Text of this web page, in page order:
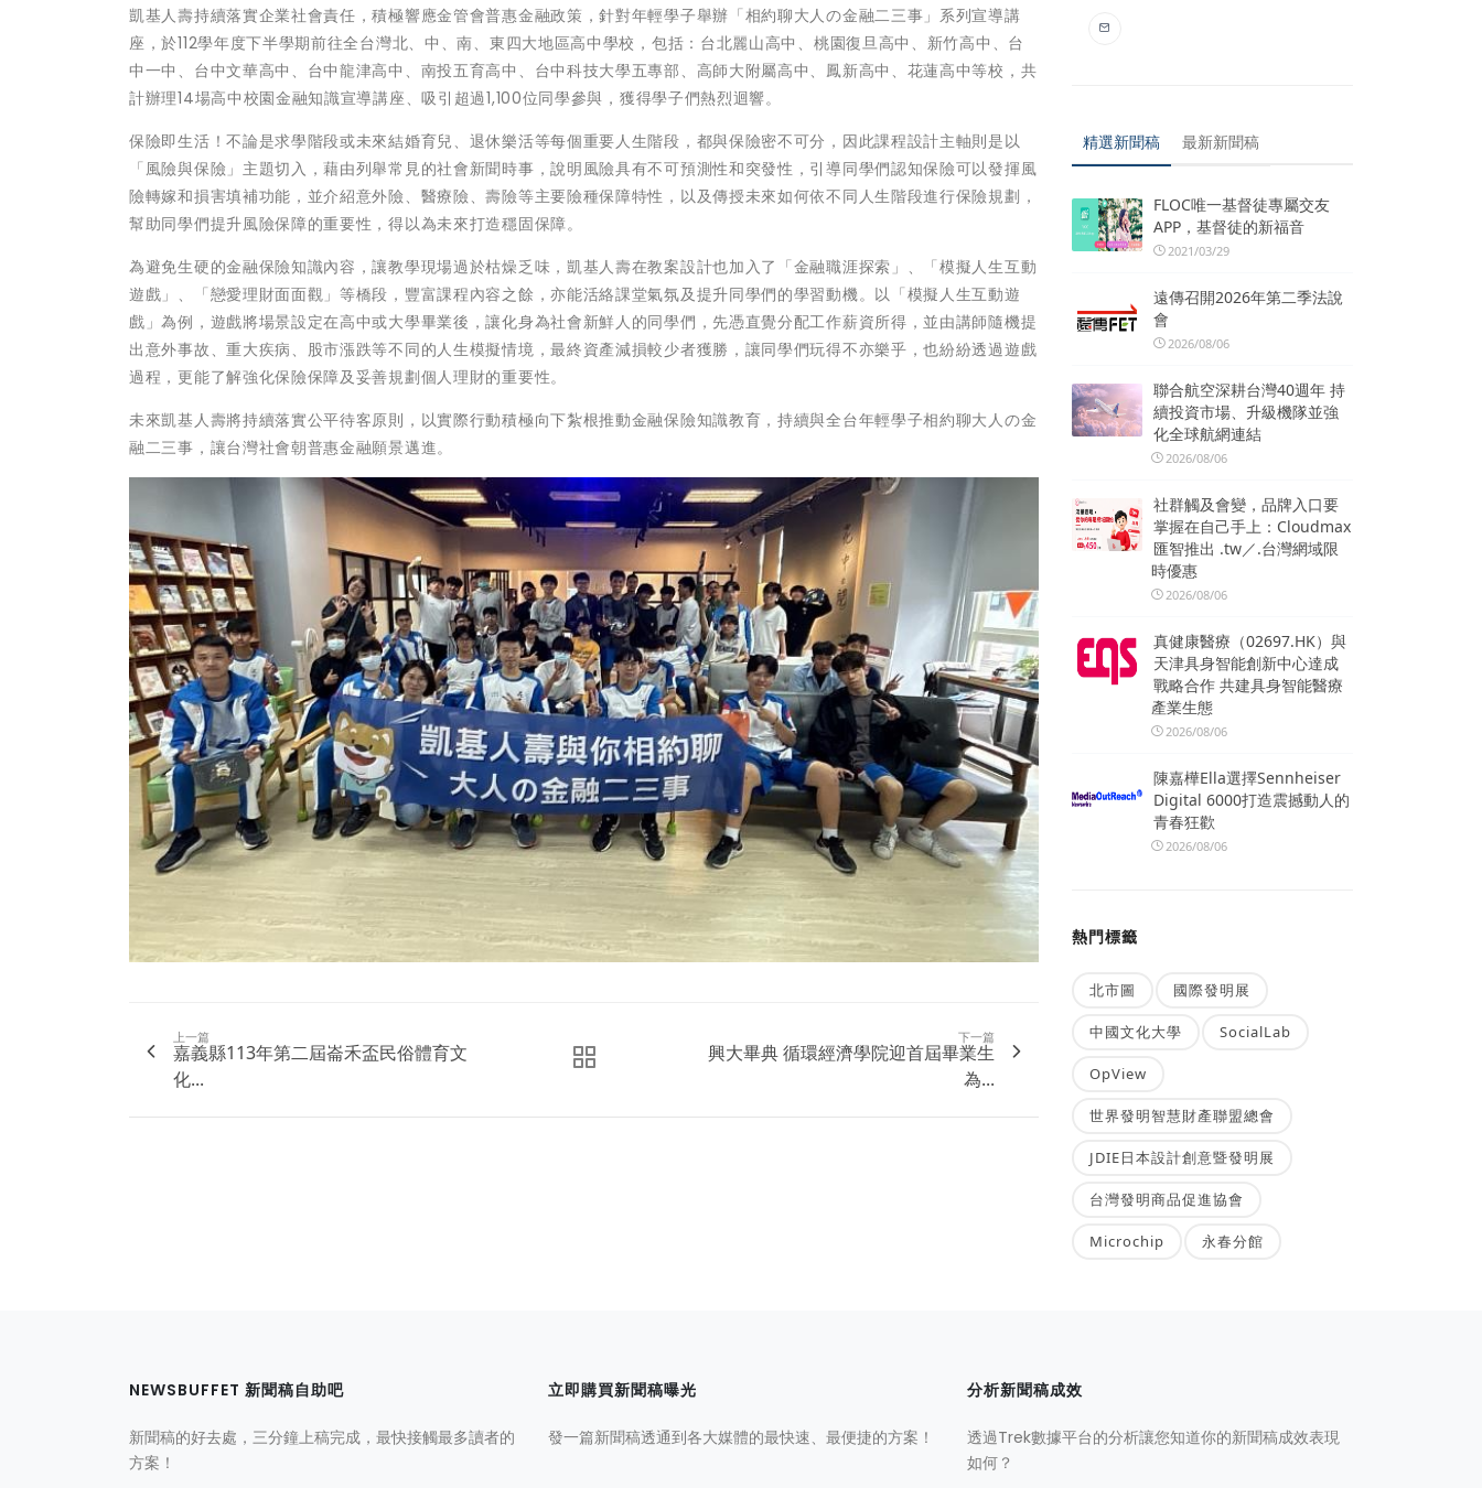
凱基人壽持續落實企業社會責任，積極響應金管會普惠金融政策，針對年輕學子舉辦「相約聊大人の金融二三事」系列宣導講
座，於112學年度下半學期前往全台灣北、中、南、東四大地區高中學校，包括：台北麗山高中、桃園復旦高中、新竹高中、台
中一中、台中文華高中、台中龍津高中、南投五育高中、台中科技大學五專部、高師大附屬高中、鳳新高中、花蓮高中等校，共
計辦理14場高中校園金融知識宣導講座、吸引超過1,100位同學參與，獲得學子們熱烈迴響。
保險即生活！不論是求學階段或未來結婚育兒、退休樂活等每個重要人生階段，都與保險密不可分，因此課程設計主軸則是以
「風險與保險」主題切入，藉由列舉常見的社會新聞時事，說明風險具有不可預測性和突發性，引導同學們認知保險可以發揮風
險轉嫁和損害填補功能，並介紹意外險、醫療險、壽險等主要險種保障特性，以及傳授未來如何依不同人生階段進行保險規劃，
幫助同學們提升風險保障的重要性，得以為未來打造穩固保障。
為避免生硬的金融保險知識內容，讓教學現場過於枯燥乏味，凱基人壽在教案設計也加入了「金融職涯探索」、「模擬人生互動
遊戲」、「戀愛理財面面觀」等橋段，豐富課程內容之餘，亦能活絡課堂氣氛及提升同學們的學習動機。以「模擬人生互動遊
戲」為例，遊戲將場景設定在高中或大學畢業後，讓化身為社會新鮮人的同學們，先憑直覺分配工作薪資所得，並由講師隨機提
出意外事故、重大疾病、股市漲跌等不同的人生模擬情境，最終資產減損較少者獲勝，讓同學們玩得不亦樂乎，也紛紛透過遊戲
過程，更能了解強化保險保障及妥善規劃個人理財的重要性。
未來凱基人壽將持續落實公平待客原則，以實際行動積極向下紮根推動金融保險知識教育，持續與全台年輕學子相約聊大人の金
融二三事，讓台灣社會朝普惠金融願景邁進。
上一篇
嘉義縣113年第二屆崙禾盃民俗體育文
化...
下一篇
興大畢典 循環經濟學院迎首屆畢業生
為...
精選新聞稿 最新新聞稿
FLOC唯一基督徒專屬交友
APP，基督徒的新福音
2021/03/29
遠傳召開2026年第二季法說
會
2026/08/06
聯合航空深耕台灣40週年 持
續投資市場、升級機隊並強
化全球航網連結
2026/08/06
社群觸及會變，品牌入口要
掌握在自己手上：Cloudmax
匯智推出 .tw／.台灣網域限
時優惠
2026/08/06
真健康醫療（02697.HK）與
天津具身智能創新中心達成
戰略合作 共建具身智能醫療
產業生態
2026/08/06
陳嘉樺Ella選擇Sennheiser
Digital 6000打造震撼動人的
青春狂歡
2026/08/06
熱門標籤
北市圖 國際發明展
中國文化大學 SocialLab
OpView
世界發明智慧財產聯盟總會
JDIE日本設計創意暨發明展
台灣發明商品促進協會
Microchip 永春分館
NEWSBUFFET 新聞稿自助吧
新聞稿的好去處，三分鐘上稿完成，最快接觸最多讀者的
方案！
立即購買新聞稿曝光
發一篇新聞稿透通到各大媒體的最快速、最便捷的方案！
分析新聞稿成效
透過Trek數據平台的分析讓您知道你的新聞稿成效表現
如何？